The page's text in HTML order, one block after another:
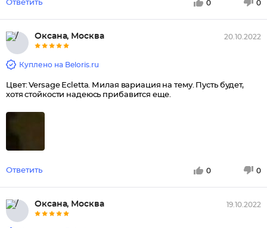
Ответить 0 0
Оксана, Москва 20.10.2022
Куплено на Beloris.ru
Цвет: Versage Еcletta. Милая вариация на тему. Пусть будет,
хотя стойкости надеюсь прибавится еще.
Ответить 0 0
Оксана, Москва 19.10.2022